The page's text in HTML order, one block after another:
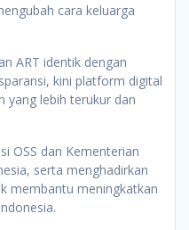
cara keluarga
ART identik dengan
kini platform digital
yang lebih terukur dan
OSS dan Kementerian
serta menghadirkan
membantu meningkatkan